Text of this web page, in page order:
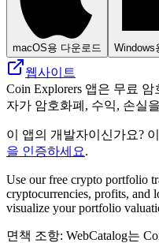
macOS용 다운로드 Windows
웹사이트
Coin Explorers 앱은 무료
자가 암호화폐, 수익, 손실
이 앱의 개발자이신가요?
을 인증하세요.
Use our free crypto portfolio
cryptocurrencies, profits, and
visualize your portfolio
면책 조항: WebCatalog는